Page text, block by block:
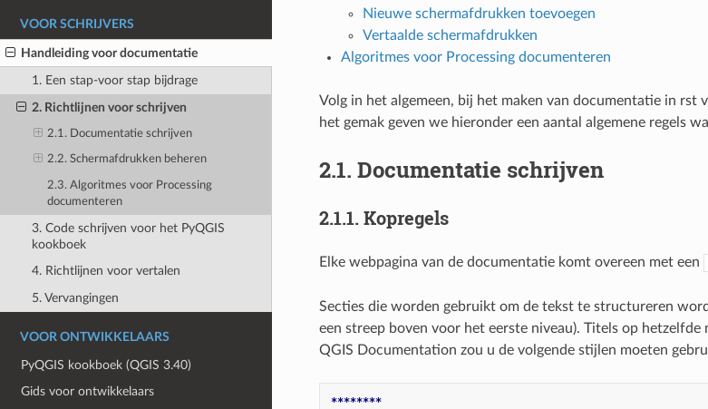
VOOR SCHRIJVERS
Handleiding voor documentatie
1. Een stap-voor stap bijdrage
2. Richtlijnen voor schrijven
2.1. Documentatie schrijven
2.2. Schermafdrukken beheren
2.3. Algoritmes voor Processing
documenteren
3. Code schrijven voor het PyQGIS
kookboek
4. Richtlijnen voor vertalen
5. Vervangingen
VOOR ONTWIKKELAARS
PyQGIS kookboek (QGIS 3.40)
Gids voor ontwikkelaars
Nieuwe schermafdrukken toevoegen
Vertaalde schermafdrukken
Algoritmes voor Processing documenteren
Volg in het algemeen, bij het maken van documentatie in rst
het gemak geven we hieronder een aantal algemene regels
2.1. Documentatie schrijven
2.1.1. Kopregels
Elke webpagina van de documentatie komt overeen met een
Secties die worden gebruikt om de tekst te structureren
een streep boven voor het eerste niveau). Titels op
QGIS Documentation zou u de volgende stijlen moeten
********